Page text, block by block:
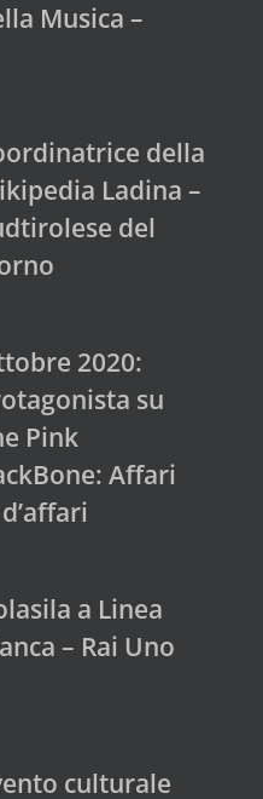
Musica –
della
Ladina –
del
2020:
su
Pink
Affari
a Linea
– Rai Uno
culturale